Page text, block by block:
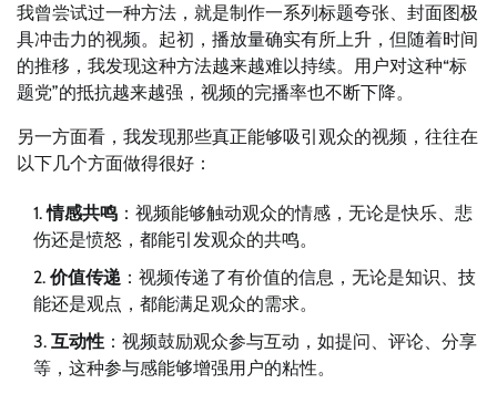
我曾尝试过一种方法，就是制作一系列标题夸张、封面图极
具冲击力的视频。起初，播放量确实有所上升，但随着时间
的推移，我发现这种方法越来越难以持续。用户对这种“标
题党”的抵抗越来越强，视频的完播率也不断下降。
另一方面看，我发现那些真正能够吸引观众的视频，往往在
以下几个方面做得很好：
情感共鸣 ：视频能够触动观众的情感，无论是快乐、悲
伤还是愤怒，都能引发观众的共鸣。
价值传递 ：视频传递了有价值的信息，无论是知识、技
能还是观点，都能满足观众的需求。
互动性 ：视频鼓励观众参与互动，如提问、评论、分享
等，这种参与感能够增强用户的粘性。